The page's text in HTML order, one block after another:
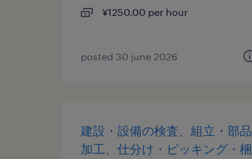
¥1250.00 per hour
posted 30 june 2026
建設・設備の検査、組立・部品
加工、仕分け・ピッキング・梱